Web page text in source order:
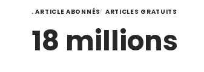
. ARTICLE ABONNÉS ARTICLES GRATUITS
18 millions